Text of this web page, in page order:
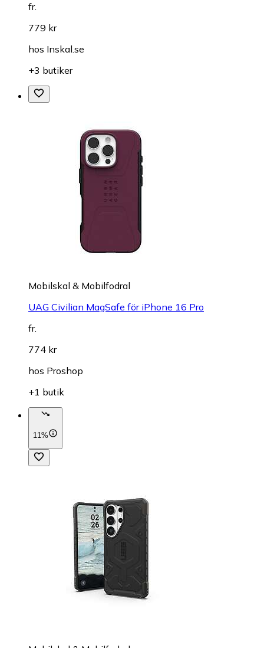
fr.
779 kr
hos Inskal.se
+3 butiker
Mobilskal & Mobilfodral
UAG Civilian MagSafe för iPhone 16 Pro
fr.
774 kr
hos Proshop
+1 butik
11%